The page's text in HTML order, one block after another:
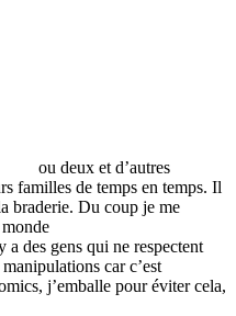
ou deux et d’autres
familles de temps en temps. Il
braderie. Du coup je me
a des gens qui ne respectent
car c’est
j’emballe pour éviter cela,